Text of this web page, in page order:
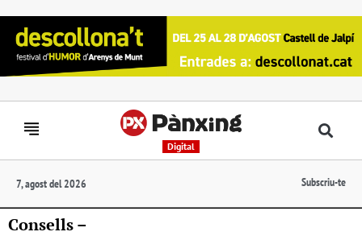
Digital
7, agost del 2026 Subscriu-te
Consells –